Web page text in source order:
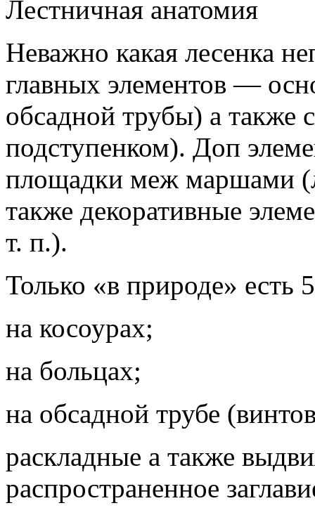
Лестничная анатомия
Неважно какая лесенка
главных элементов —
обсадной трубы) а также
подступенком). Доп
площадки меж маршами
также декоративные
т. п.).
Только «в природе» есть
на косоурах;
на больцах;
на обсадной трубе
раскладные а также
распространенное